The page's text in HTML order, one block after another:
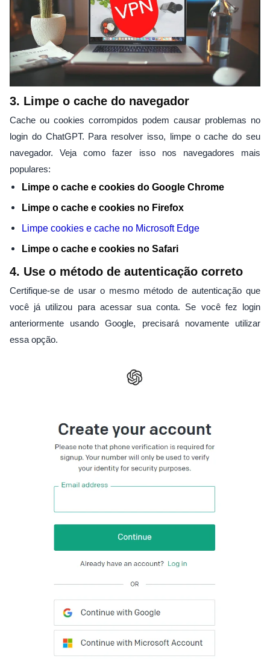
3. Limpe o cache do navegador
Cache ou cookies corrompidos podem causar problemas no
login do ChatGPT. Para resolver isso, limpe o cache do seu
navegador. Veja como fazer isso nos navegadores mais
populares:
Limpe o cache e cookies do Google Chrome
Limpe o cache e cookies no Firefox
Limpe cookies e cache no Microsoft Edge
Limpe o cache e cookies no Safari
4. Use o método de autenticação correto
Certifique-se de usar o mesmo método de autenticação que
você já utilizou para acessar sua conta. Se você fez login
anteriormente usando Google, precisará novamente utilizar
essa opção.